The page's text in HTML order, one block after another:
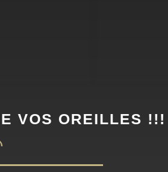
VOS OREILLES !!!